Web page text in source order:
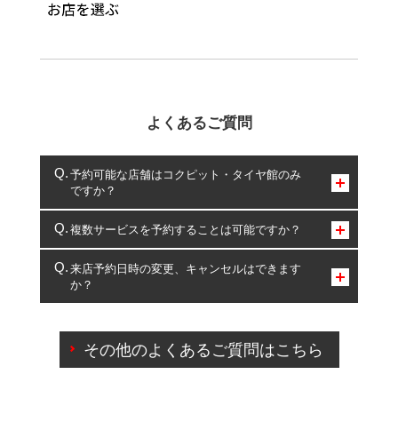
よくあるご質問
予約可能な店舗はコクピット・タイヤ館のみ
ですか？
コクピット・タイヤ館のみとなります。
複数サービスを予約することは可能ですか？
複数サービスのご予約は可能です。
一部の商品・サービスの組み合わせに限り、同時にご予約が
出来ないものもございます。
来店予約日時の変更、キャンセルはできます
か？
ご来店予約日の3営業日前を過ぎている場合のご予約
の日時変更につきましては、直接ご予約の店舗まで
その他のよくあるご質問はこちら